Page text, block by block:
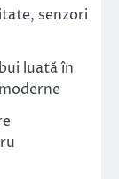
senzori
luată în